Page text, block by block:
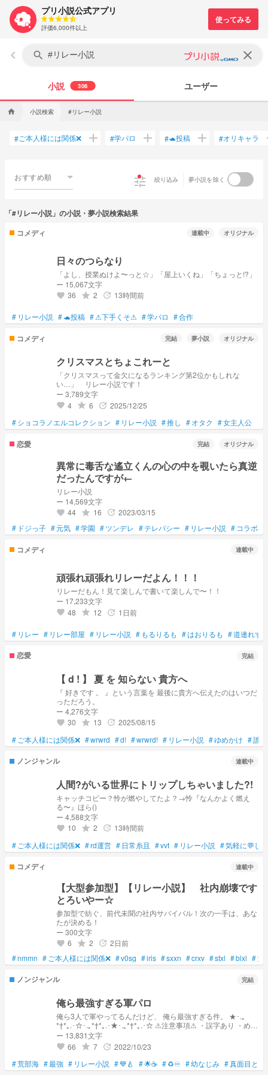
プリ小説公式アプリ
評価6,000件以上
keyboard_arrow_left search clear
小説 306 ユーザー
home 小説検索 #リレー小説
#ご本人様には関係❌ add #学パロ add #🐢投稿 add #オリキャラ
おすすめ順 tune 絞り込み 夢小説を除く
「#リレー小説」の小説・夢小説検索結果
コメディ
連載中 オリジナル
日々のつらなり
「よし、授業ぬけよ〜っと☆」「屋上いくね」「ちょっと!?」
ー 15,067文字
favorite 36 grade 2 update 13時間前
# リレー小説 #🐢投稿 #⚠下手くそ⚠ #学パロ #合作
コメディ 完結 夢小説 オリジナル
クリスマスとちょこれーと
「クリスマスって金欠になるランキング第2位かもしれな
い…」 リレー小説です！
ー 3,789文字
favorite 4 grade 6 update 2025/12/25
#ショコラノエルコレクション # リレー小説 #推し #オタク #女主人公
恋愛 完結 オリジナル
異常に毒舌な遙立くんの心の中を覗いたら真逆
だったんですが←
リレー小説
ー 14,569文字
favorite 44 grade 16 update 2023/03/15
# ドジっ子 #元気 #学園 #ツンデレ #テレパシー # リレー小説 #コラボ小
コメディ 連載中
頑張れ頑張れリレーだよん！！！
リレーだもん！見て楽しんで書いて楽しんで〜！！
ー 17,233文字
favorite 48 grade 12 update 1日前
# リレー # リレー部屋 # リレー小説 # もるりるも #はおりるも #道連れす
恋愛 完結
【 d ! 】 夏 を 知らない 貴方へ
『 好きです 。 』という言葉を 最後に貴方へ伝えたのはいつだ
っただろう。
ー 4,276文字
favorite 30 grade 13 update 2025/08/15
# ご本人様には関係❌ #wrwrd #d! #wrwrd! # リレー小説 #ゆめかけ #誰
ノンジャンル 連載中
人間?がいる世界にトリップしちゃいました?!
キャッチコピー？怜が燃やしてたよ？→怜『なんかよく燃え
る〜』ほら()
ー 4,588文字
favorite 10 grade 2 update 13時間前
# ご本人様には関係❌ #rd運営 # 日常糸且 #vvt # リレー小説 #気軽に💬し
コメディ 連載中
【大型参加型】【リレー小説】 社内崩壊です
とろいやー☆
参加型で紡ぐ、前代未聞の社内サバイバル！次の一手は、あな
たが決める！
ー 300文字
favorite 6 grade 2 update 2日前
#nmmn # ご本人様には関係❌ #v0sg #iris #sxxn #crxv #stxl #blxl #大
ノンジャンル 完結
俺ら最強すぎる軍パロ
俺ら3人で軍やってるんだけど、 俺ら最強すぎる件。 ★･.｡
*†*｡.･☆･.｡*†*｡.･★･.｡*†*｡.･☆ ⚠注意事項⚠ ・誤字あり ・めち
ゃくちゃ ・語彙力皆無 ・中の人めちゃくちゃ出ます。 ・なん
でも許せる方のみご飯ください← ・ﾊｸｼｮﾝｯ!!!!!!!!ﾍﾟﾔｯﾊﾟｧｯ!!!!!!!!!!!
(廻)↑これ好き こちらはリレー小説です。 梨なし▶ベガ▶廻る
の順番でループします。 では荒れた3人(荒部海)の物語へ どう
ぞご覧下さi…ﾊｸｼｮﾝｯ!!!!!!!!!!!!!!!!ﾌﾞｳｪｲ！
ー 13,831文字
favorite 66 grade 7 update 2022/10/23
#荒部海 #最強 # リレー小説 #💙🍐 #🌟☕️ #♻️♾️ #幼なじみ #真面目とわ